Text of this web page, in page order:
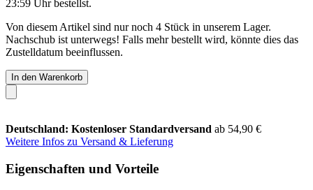
23:59 Uhrbestellst.
Von diesem Artikel sind nur noch 4 Stück in unserem Lager.
Nachschub ist unterwegs! Falls mehr bestellt wird, könnte dies das
Zustelldatum beeinflussen.
In den Warenkorb
Deutschland: Kostenloser Standardversand ab 54,90 €
Weitere Infos zu Versand & Lieferung
Eigenschaften und Vorteile